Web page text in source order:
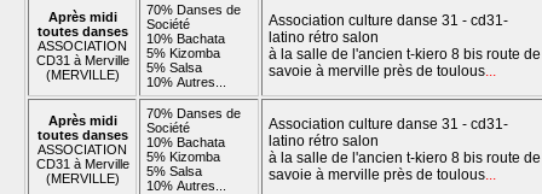
Après midi
toutes danses
ASSOCIATION
CD31 à Merville
(MERVILLE)
70% Danses de
Société
10% Bachata
5% Kizomba
5% Salsa
10% Autres...
Association culture danse 31 - cd31-
latino rétro salon
à la salle de l'ancien t-kiero 8 bis route de
savoie à merville près de toulous...
Après midi
toutes danses
ASSOCIATION
CD31 à Merville
(MERVILLE)
70% Danses de
Société
10% Bachata
5% Kizomba
5% Salsa
10% Autres...
Association culture danse 31 - cd31-
latino rétro salon
à la salle de l'ancien t-kiero 8 bis route de
savoie à merville près de toulous...